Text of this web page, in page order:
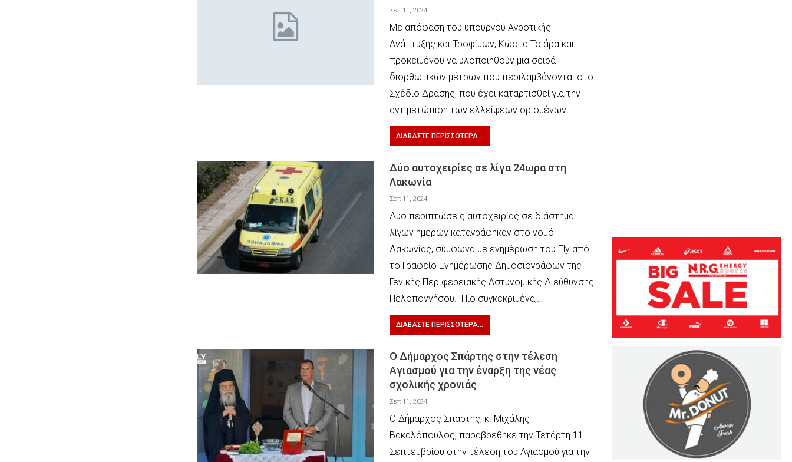
Σεπ 11, 2024
Με απόφαση του υπουργού Αγροτικής
Ανάπτυξης και Τροφίμων, Κώστα Τσιάρα και
προκειμένου να υλοποιηθούν μια σειρά
διορθωτικών μέτρων που περιλαμβάνονται στο
Σχέδιο Δράσης, που έχει καταρτισθεί για την
αντιμετώπιση των ελλείψεων ορισμένων…
ΔΙΑΒΆΣΤΕ ΠΕΡΙΣΣΌΤΕΡΑ...
Δύο αυτοχειρίες σε λίγα 24ωρα στη
Λακωνία
Σεπ 11, 2024
Δυο περιπτώσεις αυτοχειρίας σε διάστημα
λίγων ημερών καταγράφηκαν στο νομό
Λακωνίας, σύμφωνα με ενημέρωση του Fly από
το Γραφείο Ενημέρωσης Δημοσιογράφων της
Γενικής Περιφερειακής Αστυνομικής Διεύθυνσης
Πελοποννήσου. Πιο συγκεκριμένα,…
ΔΙΑΒΆΣΤΕ ΠΕΡΙΣΣΌΤΕΡΑ...
Ο Δήμαρχος Σπάρτης στην τέλεση
Αγιασμού για την έναρξη της νέας
σχολικής χρονιάς
Σεπ 11, 2024
Ο Δήμαρχος Σπάρτης, κ. Μιχάλης
Βακαλόπουλος, παραβρέθηκε την Τετάρτη 11
Σεπτεμβρίου στην τέλεση του Αγιασμού για την